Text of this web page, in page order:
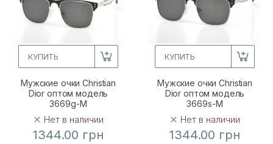
КУПИТЬ
Мужские очки Christian
Dior оптом модель
3669g-M
Нет в наличии
1344.00 грн
КУПИТЬ
Мужские очки Christian
Dior оптом модель
3669s-M
Нет в наличии
1344.00 грн